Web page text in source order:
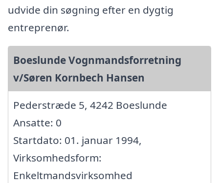
udvide din søgning efter en dygtig
entreprenør.
Boeslunde Vognmandsforretning
v/Søren Kornbech Hansen
Pederstræde 5, 4242 Boeslunde
Ansatte: 0
Startdato: 01. januar 1994,
Virksomhedsform:
Enkeltmandsvirksomhed